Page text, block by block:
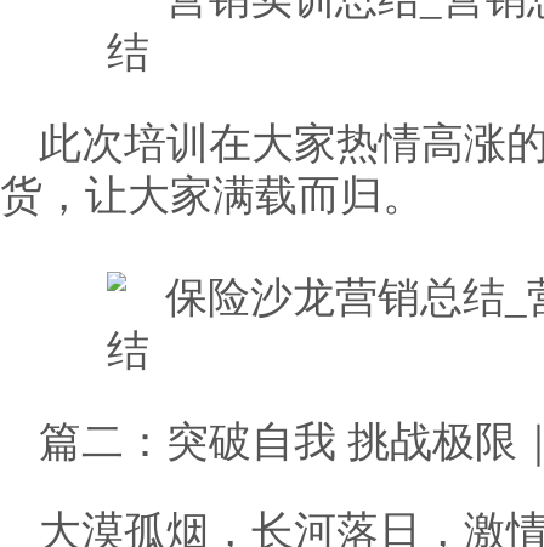
此次培训在大家热情高涨
货，让大家满载而归。
篇二：突破自我 挑战极限
大漠孤烟，长河落日，激